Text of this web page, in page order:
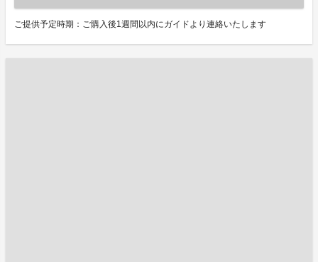
ご提供予定時期：ご購入後1週間以内にガイドより連絡いたします